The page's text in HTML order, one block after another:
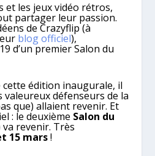
et les jeux vidéo rétros,
partager leur passion.
de Crazyflip (à
blog officiel),
d’un premier Salon du
cette édition inaugurale, il
défenseurs de la
que) allaient revenir. Et
: le deuxième Salon du
va revenir. Très
15 mars!